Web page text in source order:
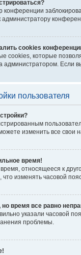
конференции
cookies
cookies, которые
администратором. Если
пользователя
изменить все свои
время!
относящееся к
что изменять часовой
время все равно
указали часовой
проблемы.